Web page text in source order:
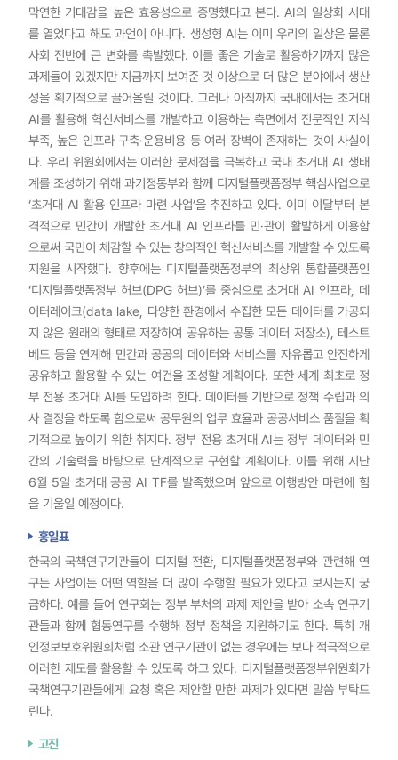
막연한 기대감을 높은 효용성으로 증명했다고 본다. AI의 일상화 시대
를 열었다고 해도 과언이 아니다. 생성형 AI는 이미 우리의 일상은 물론
사회 전반에 큰 변화를 촉발했다. 이를 좋은 기술로 활용하기까지 많은
과제들이 있겠지만 지금까지 보여준 것 이상으로 더 많은 분야에서 생산
성을 획기적으로 끌어올릴 것이다. 그러나 아직까지 국내에서는 초거대
AI를 활용해 혁신서비스를 개발하고 이용하는 측면에서 전문적인 지식
부족, 높은 인프라 구축·운용비용 등 여러 장벽이 존재하는 것이 사실이
다. 우리 위원회에서는 이러한 문제점을 극복하고 국내 초거대 AI 생태
계를 조성하기 위해 과기정통부와 함께 디지털플랫폼정부 핵심사업으로
‘초거대 AI 활용 인프라 마련 사업’을 추진하고 있다. 이미 이달부터 본
격적으로 민간이 개발한 초거대 AI 인프라를 민·관이 활발하게 이용함
으로써 국민이 체감할 수 있는 창의적인 혁신서비스를 개발할 수 있도록
지원을 시작했다. 향후에는 디지털플랫폼정부의 최상위 통합플랫폼인
‘디지털플랫폼정부 허브(DPG 허브)’를 중심으로 초거대 AI 인프라, 데
이터레이크(data lake, 다양한 환경에서 수집한 모든 데이터를 가공되
지 않은 원래의 형태로 저장하여 공유하는 공통 데이터 저장소), 테스트
베드 등을 연계해 민간과 공공의 데이터와 서비스를 자유롭고 안전하게
공유하고 활용할 수 있는 여건을 조성할 계획이다. 또한 세계 최초로 정
부 전용 초거대 AI를 도입하려 한다. 데이터를 기반으로 정책 수립과 의
사 결정을 하도록 함으로써 공무원의 업무 효율과 공공서비스 품질을 획
기적으로 높이기 위한 취지다. 정부 전용 초거대 AI는 정부 데이터와 민
간의 기술력을 바탕으로 단계적으로 구현할 계획이다. 이를 위해 지난
6월 5일 초거대 공공 AI TF를 발족했으며 앞으로 이행방안 마련에 힘
을 기울일 예정이다.
홍일표
한국의 국책연구기관들이 디지털 전환, 디지털플랫폼정부와 관련해 연
구든 사업이든 어떤 역할을 더 많이 수행할 필요가 있다고 보시는지 궁
금하다. 예를 들어 연구회는 정부 부처의 과제 제안을 받아 소속 연구기
관들과 함께 협동연구를 수행해 정부 정책을 지원하기도 한다. 특히 개
인정보보호위원회처럼 소관 연구기관이 없는 경우에는 보다 적극적으로
이러한 제도를 활용할 수 있도록 하고 있다. 디지털플랫폼정부위원회가
국책연구기관들에게 요청 혹은 제안할 만한 과제가 있다면 말씀 부탁드
린다.
고진